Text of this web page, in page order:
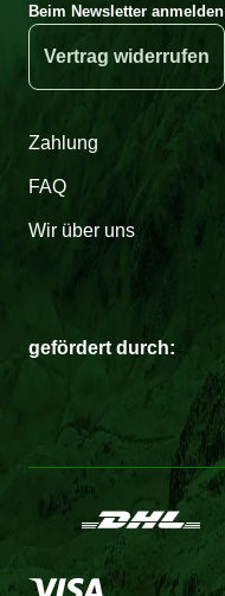
Beim Newsletter anmelden
Vertrag widerrufen
Zahlung
FAQ
Wir über uns
gefördert durch: